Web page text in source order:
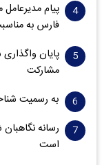
پیام
فارس به
پایان
مشارکت
به رسمیت
رسانه
است